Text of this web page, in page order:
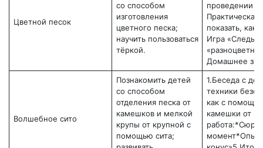
Цветной песок
со способом
изготовления
цветного песка;
научить пользоваться
тёркой.
проведении
показать, как
Игра «Следы
Домашнее
Волшебное сито
Познакомить детей
со способом
отделения песка от
камешков и мелкой
крупы от крупной с
помощью сита;
1.Беседа с
техники
как с
камешки от